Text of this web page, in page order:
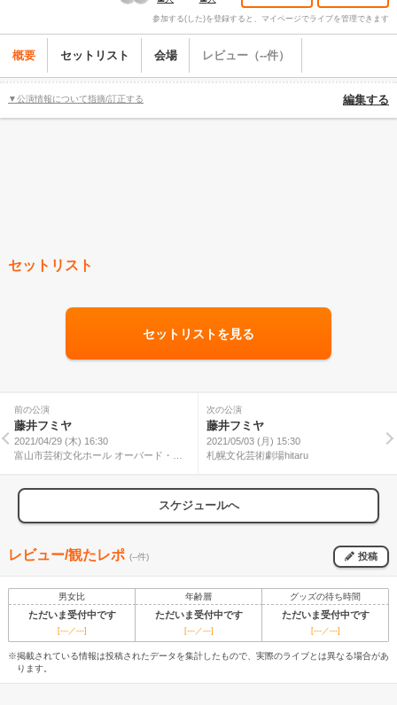
参加する(した)を登録すると、マイページでライブを管理できます
概要 セットリスト 会場 レビュー（--件）
▼公演情報について指摘/訂正する 編集する
セットリスト
セットリストを見る
前の公演
藤井フミヤ
2021/04/29 (木) 16:30
富山市芸術文化ホール オーバード・ホ
次の公演
藤井フミヤ
2021/05/03 (月) 15:30
札幌文化芸術劇場hitaru
スケジュールへ
レビュー/観たレポ (--件) 投稿
男女比 年齢層 グッズの待ち時間
ただいま受付中です ただいま受付中です ただいま受付中です
[---／---] [---／---] [---／---]
※掲載されている情報は投稿されたデータを集計したもので、実際のライブとは異なる場合があ
ります。